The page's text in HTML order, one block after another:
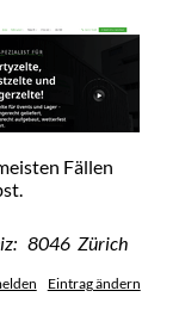
Fällen
8046 Zürich
Eintrag ändern